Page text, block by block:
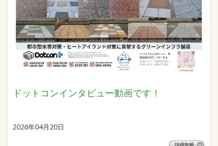
ドットコンインタビュー動画です！
2026年04月20日